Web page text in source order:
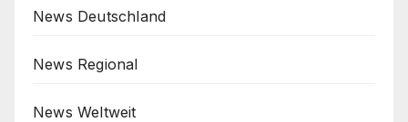
News Deutschland
News Regional
News Weltweit